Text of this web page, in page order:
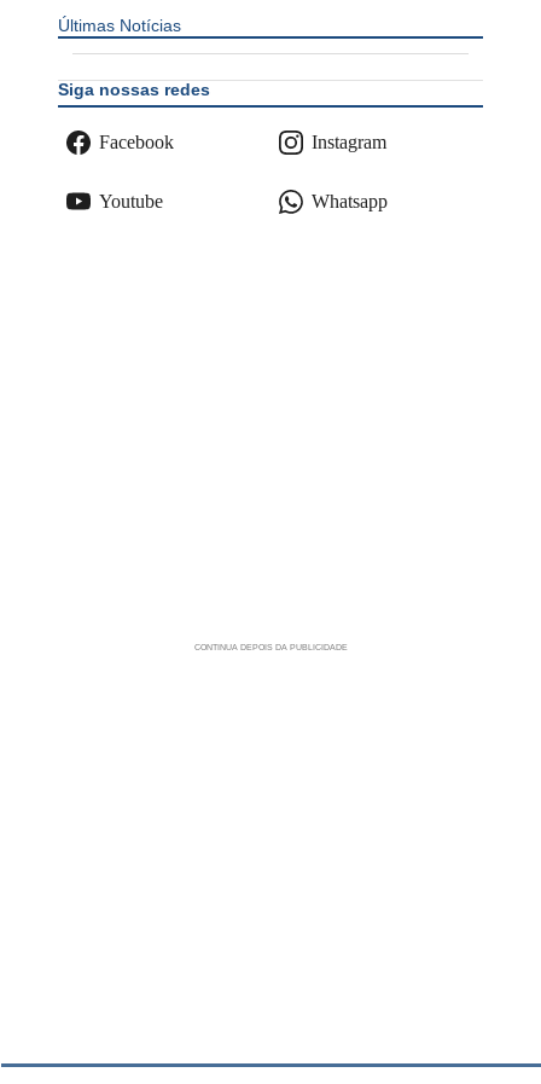
Últimas Notícias
Siga nossas redes
Facebook Instagram
Youtube Whatsapp